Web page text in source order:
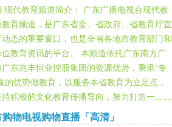
现代教育频道简介： 广东广播电视台现代教
育频道，是广东省委、省政府、省教育厅宣
态的重要窗口，也是全省各地市教育部门和
教育资讯的平台。 本频道依托广东南方广
东兆丰恒业控股集团的资源优势，秉承“专
的优势做教育，以服务本省教育为立足点，
积极的文化教育传播导向，努力打造一... ...
物电视购物直播「高清」